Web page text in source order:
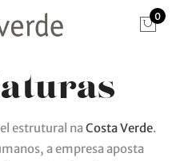
0
estrutural naCosta Verde.
a empresa aposta